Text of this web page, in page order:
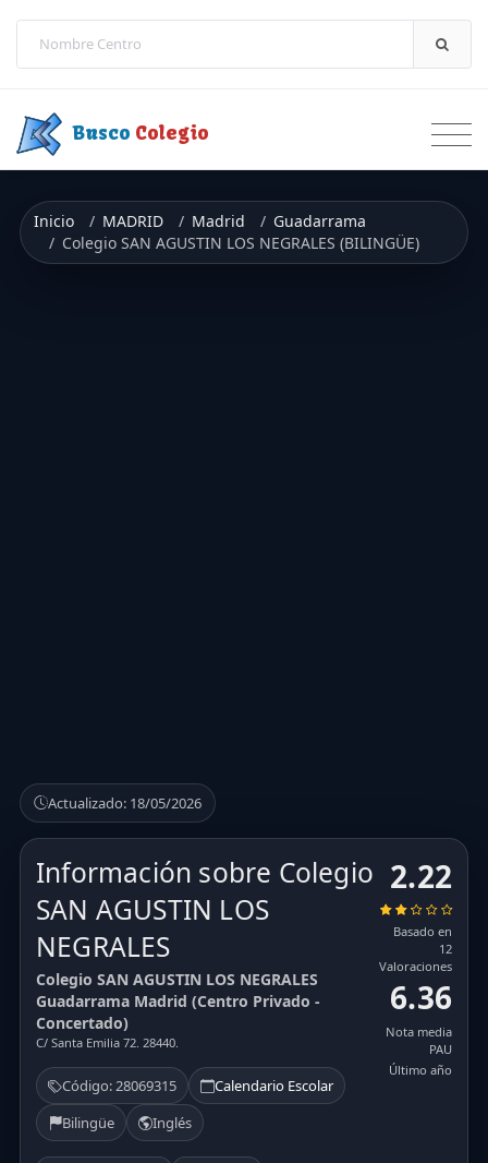
Busco Colegio
Inicio MADRID Madrid
Guadarrama
Colegio SAN AGUSTIN LOS NEGRALES (BILINGÜE)
Actualizado: 18/05/2026
Información sobre Colegio
SAN AGUSTIN LOS
NEGRALES
Colegio SAN AGUSTIN LOS NEGRALES
Guadarrama Madrid (Centro Privado -
Concertado)
C/ Santa Emilia 72. 28440.
Código: 28069315
Calendario Escolar
Bilingüe
Inglés
2.22
Basado en
12
Valoraciones
6.36
Nota media
PAU
Último año